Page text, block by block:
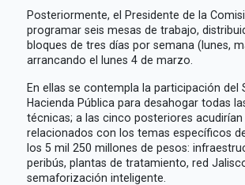
Posteriormente, el Presidente de la
programar seis mesas de trabajo,
bloques de tres días por semana (lunes,
arrancando el lunes 4 de marzo.
En ellas se contempla la participación del
Hacienda Pública para desahogar todas
técnicas; a las cinco posteriores
relacionados con los temas específicos
los 5 mil 250 millones de pesos:
peribús, plantas de tratamiento, red
semaforización inteligente.